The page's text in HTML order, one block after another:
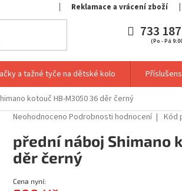
Reklamace a vrácení zboží
733
(Po - Pá
a tažné tyče na dětské kolo
kotouč HB-M3050 36 děr černý
Průměrné
produktu
je
0,0
5
Neohodnoceno Podrobnosti hodnocení Kód
přední náboj Shimano
děr černý
Cena nyní: